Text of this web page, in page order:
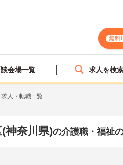
無料
会場一覧 求人を検
人・転職一覧
神奈川県)の介護職・福祉